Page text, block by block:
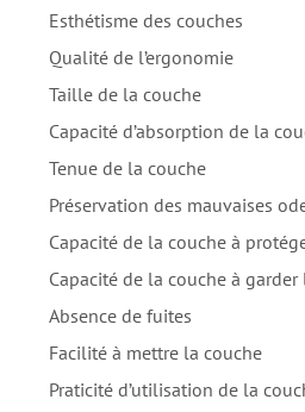
Esthétisme des couches
Qualité de l’ergonomie
Taille de la couche
Capacité d’absorption de la
Tenue de la couche
Préservation des mauvaises
Capacité de la couche à
Capacité de la couche à
Absence de fuites
Facilité à mettre la couche
Praticité d’utilisation de la